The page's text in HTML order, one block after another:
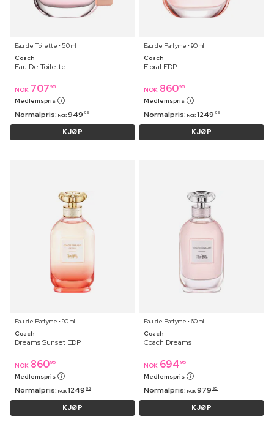
Eau de Toilette ⋅ 50 ml
Coach
Eau De Toilette
NOK 707 95
Medlemspris
Normalpris: NOK 949 95
KJØP
Eau de Parfyme ⋅ 90 ml
Coach
Floral EDP
NOK 86095
Medlemspris
Normalpris: NOK 1249 95
KJØP
Eau de Parfyme ⋅ 90 ml
Coach
Dreams Sunset EDP
NOK 86095
Medlemspris
Normalpris: NOK 1249 95
KJØP
Eau de Parfyme ⋅ 60 ml
Coach
Coach Dreams
NOK 694 95
Medlemspris
Normalpris: NOK 979 95
KJØP